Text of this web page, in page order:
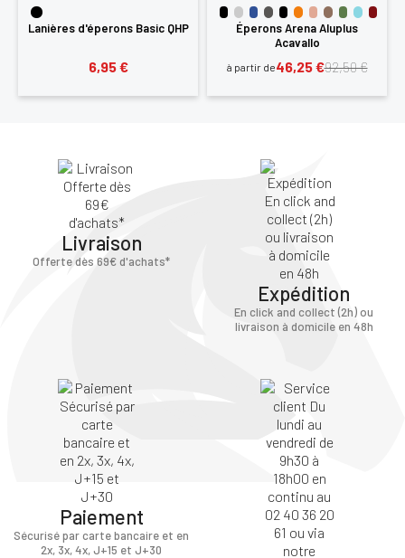
Lanières d'éperons Basic QHP
6,95 €
Éperons Arena Aluplus
Acavallo
à partir de 92,50 €
46,25 €
Livraison
Offerte dès 69€ d'achats*
Expédition
En click and collect (2h) ou
livraison à domicile en 48h
Paiement
Sécurisé par carte bancaire et en
2x, 3x, 4x, J+15 et J+30